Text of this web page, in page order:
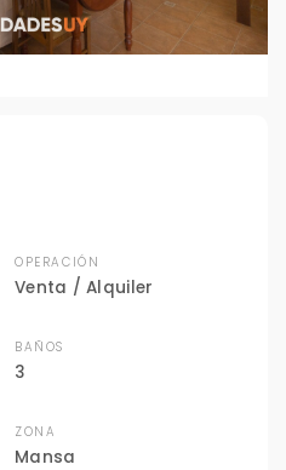
OPERACIÓN
Venta / Alquiler
BAÑOS
3
ZONA
Mansa